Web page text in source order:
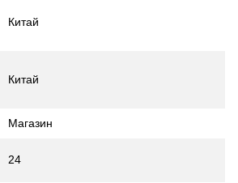
Китай
Китай
Магазин
24